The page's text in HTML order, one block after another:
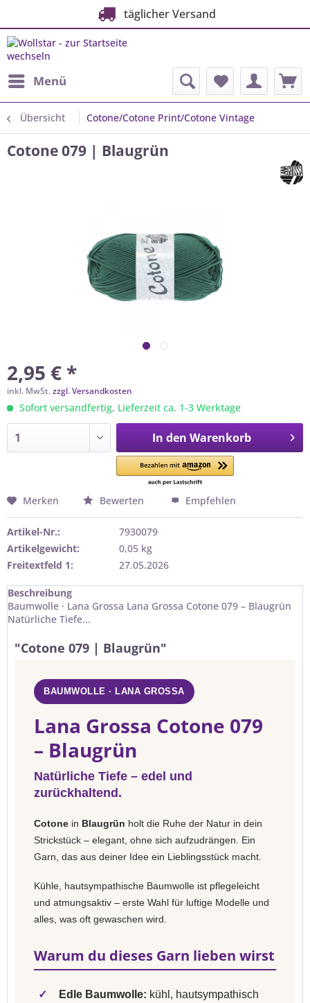
täglicher Versand
Menü
Übersicht Cotone/Cotone Print/Cotone Vintage
Cotone 079 | Blaugrün
2,95 € *
inkl. MwSt.zzgl. Versandkosten
Sofort versandfertig, Lieferzeit ca. 1-3 Werktage
In den Warenkorb
Merken Bewerten Empfehlen
Artikel-Nr.:
7930079
Artikelgewicht:
0,05 kg
Freitextfeld 1:
27.05.2026
Beschreibung
Baumwolle · Lana Grossa Lana Grossa Cotone 079 – Blaugrün
Natürliche Tiefe...
"Cotone 079 | Blaugrün"
BAUMWOLLE · LANA GROSSA
Lana Grossa Cotone 079
– Blaugrün
Natürliche Tiefe – edel und
zurückhaltend.
Cotone in Blaugrün holt die Ruhe der Natur in dein
Strickstück – elegant, ohne sich aufzudrängen. Ein
Garn, das aus deiner Idee ein Lieblingsstück macht.
Kühle, hautsympathische Baumwolle ist pflegeleicht
und atmungsaktiv – erste Wahl für luftige Modelle und
alles, was oft gewaschen wird.
Warum du dieses Garn lieben wirst
✓ Edle Baumwolle: kühl, hautsympathisch